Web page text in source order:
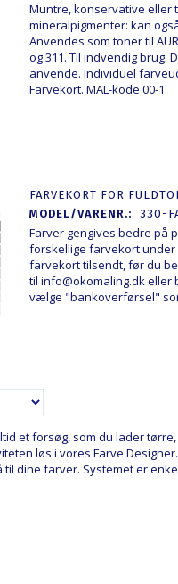
Muntre, konservative eller
mineralpigmenter: kan
Anvendes som toner til
og 311. Til indvendig brug.
anvende. Individuel
Farvekort. MAL-kode 00-1.
FARVEKORT FOR
MODEL/VARENR.:
330-
Farver gengives bedre på
forskellige farvekort
farvekort tilsendt, før du
til info@okomaling.dkeller
vælge "bankoverførsel"
et forsøg, som du lader
løs i vores Farve
dine farver. Systemet er